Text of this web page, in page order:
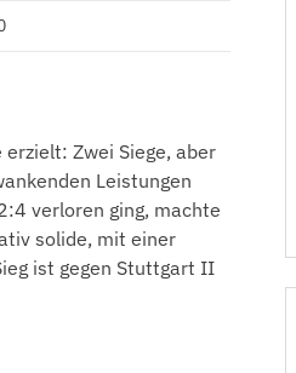
Zwei Siege, aber
Leistungen
verloren ging, machte
solide, mit einer
ist gegen Stuttgart II